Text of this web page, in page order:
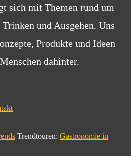
sich mit Themen rund um
und Ausgehen. Uns
Produkte und Ideen
dahinter.
Trendtouren: Gastronomie in